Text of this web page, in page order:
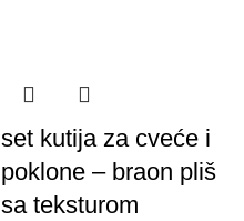
set kutija za cveće i
poklone – braon pliš
sa teksturom